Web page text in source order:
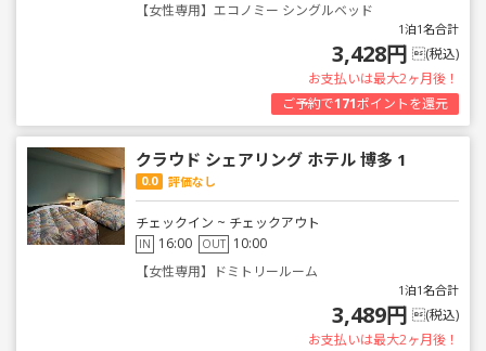
【女性専用】エコノミー シングルベッド
1泊1名合計
3,428円 (税込)
お支払いは最大2ヶ月後！
ご予約で171ポイントを還元
クラウド シェアリング ホテル 博多 1
0.0 評価なし
チェックイン ~ チェックアウト
IN 16:00 OUT 10:00
【女性専用】ドミトリールーム
1泊1名合計
3,489円 (税込)
お支払いは最大2ヶ月後！